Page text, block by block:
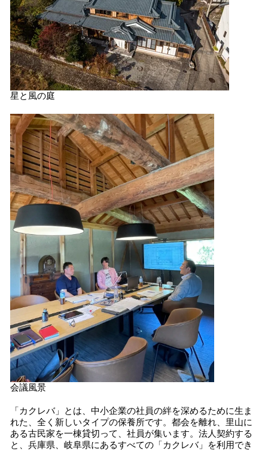
星と風の庭
会議風景
「カクレバ」とは、中小企業の社員の絆を深めるために生ま
れた、全く新しいタイプの保養所です。都会を離れ、里山に
ある古民家を一棟貸切って、社員が集います。法人契約する
と、兵庫県、岐阜県にあるすべての「カクレバ」を利用でき